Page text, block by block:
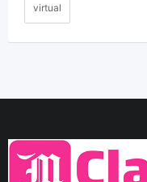
virtual